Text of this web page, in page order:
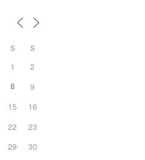
S S
1
2
8
9
15
16
22
23
29
30